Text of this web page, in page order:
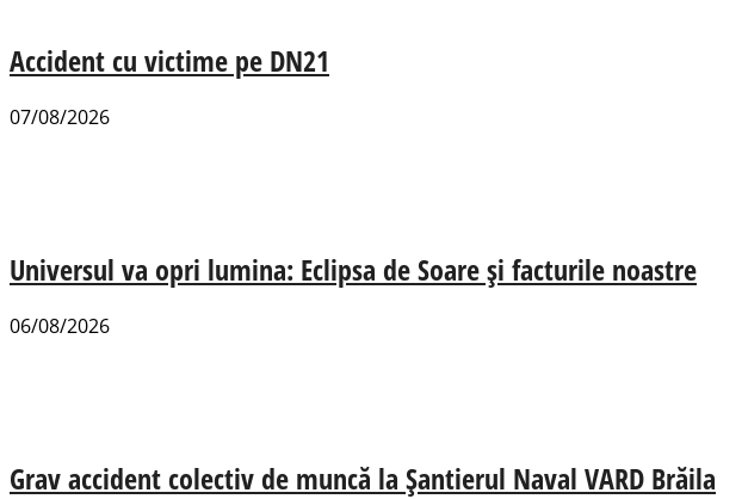
Accident cu victime pe DN21
07/08/2026
Universul va opri lumina: Eclipsa de Soare și facturile noastre
06/08/2026
Grav accident colectiv de muncă la Șantierul Naval VARD Brăila